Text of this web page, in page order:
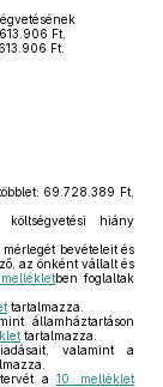
Ft,
Ft.
69.728.389 Ft,
költségvetési hiány
bevételeit és
az önként vállalt és
ben foglaltak
tartalmazza.
államháztartáson
tartalmazza.
valamint a
a 10. melléklet